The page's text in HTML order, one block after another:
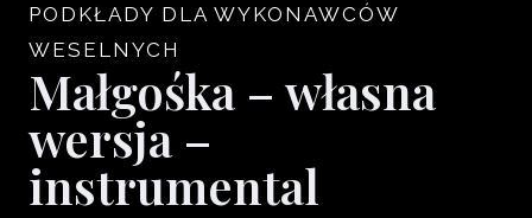
PODKŁADY DLA WYKONAWCÓW
WESELNYCH
Małgośka – własna
wersja –
instrumental